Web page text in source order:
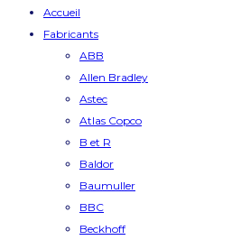
Accueil
Fabricants
ABB
Allen Bradley
Astec
Atlas Copco
B et R
Baldor
Baumuller
BBC
Beckhoff